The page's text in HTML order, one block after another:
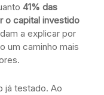
41% das
o capital investido
a explicar por
um caminho mais
já testado. Ao